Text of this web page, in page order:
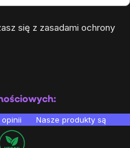
się z zasadami ochrony
Nasze produkty są